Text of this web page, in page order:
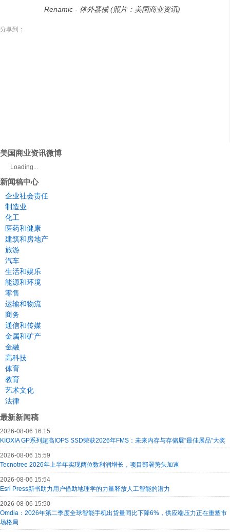
Renamic - 体外器械 (照片：美国商业资讯)
分享到：
美国商业资讯微博
Loading...
新闻稿中心
企业社会责任
制造业
化工
医药和健康
建筑和房地产
旅游
汽车
生活和娱乐
能源和环境
零售
运输和物流
商务
通信和传媒
金属和矿产
金融
高科技
体育
教育
艺术文化
法律
最新新闻稿
2026-08-06 16:15
KIOXIA GP系列超高IOPS SSD荣获2026年FMS：未来内存与存储展“最佳展品”大奖
2026-08-06 15:59
Tecnotree 2026年上半年实现两位数利润增长，项目部署势头加速
2026-08-06 15:54
Esri Press新书助力用户借助地理学的力量释放人工智能的潜力
2026-08-06 15:50
Omdia：2026年第二季度全球智能手机出货量同比下降6%，供应端压力正在重塑市
场格局